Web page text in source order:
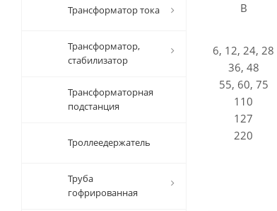
В
6, 12, 24, 28
36, 48
55, 60, 75
110
127
220
Трансформатор тока
Трансформатор,
стабилизатор
Трансформаторная
подстанция
Троллеедержатель
Труба
гофрированная